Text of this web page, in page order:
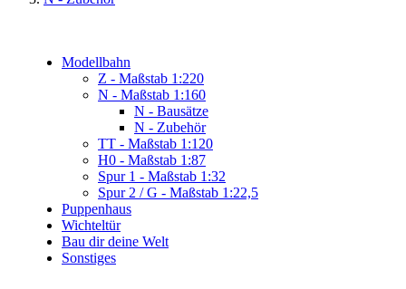
Modellbahn
Z - Maßstab 1:220
N - Maßstab 1:160
N - Bausätze
N - Zubehör
TT - Maßstab 1:120
H0 - Maßstab 1:87
Spur 1 - Maßstab 1:32
Spur 2 / G - Maßstab 1:22,5
Puppenhaus
Wichteltür
Bau dir deine Welt
Sonstiges